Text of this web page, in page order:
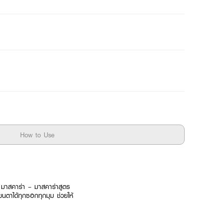
How to Use
าสคาร่า – มาสคาร่าสูตร
นตาได้ทุกซอกทุกมุม ช่วยให้